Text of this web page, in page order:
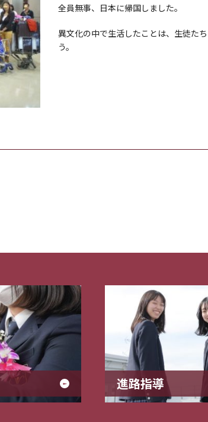
全員無事、日本に帰国しました。
異文化の中で生活したことは、生徒た
う。
進路指導